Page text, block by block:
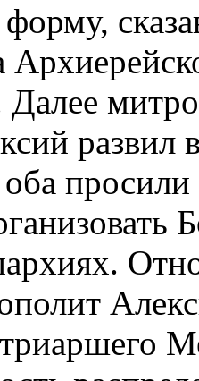
развил
оба